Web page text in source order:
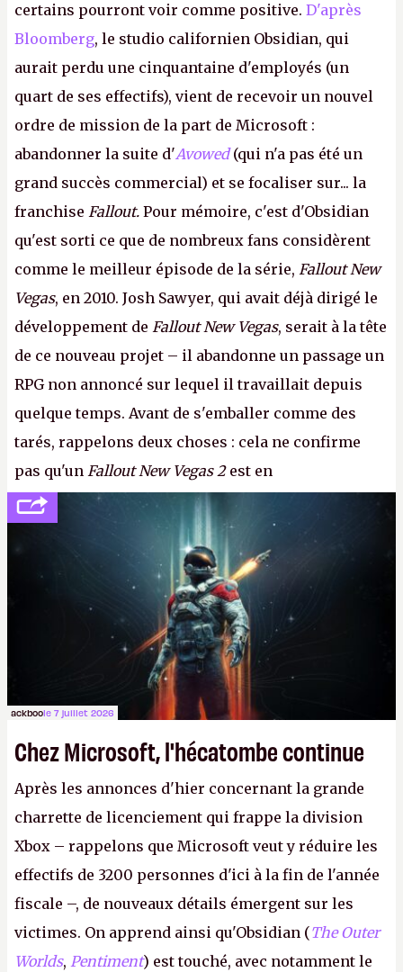
certains pourront voir comme positive. D'après
Bloomberg, le studio californien Obsidian, qui
aurait perdu une cinquantaine d'employés (un
quart de ses effectifs), vient de recevoir un nouvel
ordre de mission de la part de Microsoft :
abandonner la suite d'Avowed(qui n'a pas été un
grand succès commercial) et se focaliser sur... la
franchise Fallout. Pour mémoire, c'est d'Obsidian
qu'est sorti ce que de nombreux fans considèrent
comme le meilleur épisode de la série, Fallout New
Vegas, en 2010. Josh Sawyer, qui avait déjà dirigé le
développement de Fallout New Vegas, serait à la tête
de ce nouveau projet – il abandonne un passage un
RPG non annoncé sur lequel il travaillait depuis
quelque temps. Avant de s'emballer comme des
tarés, rappelons deux choses : cela ne confirme
pas qu'un Fallout New Vegas 2est en
développement (pour ce que l'on sait, ils bossent
peut-être sur
Fallout Football ou
Fallout vs. Les
Lapins Crétins) et l'Obsidian d'aujourd'hui n'est plus
le même studio qu'il y a 15 ans. Mais bon, OK, on
peut commencer à fantasmer.A.
ackboole 7 juillet 2026
Chez Microsoft, l'hécatombe continue
Après les annonces d'hier concernant la grande
charrette de licenciement qui frappe la division
Xbox – rappelons que Microsoft veut y réduire les
effectifs de 3200 personnes d'ici à la fin de l'année
fiscale –, de nouveaux détails émergent sur les
victimes. On apprend ainsi qu'Obsidian (The Outer
Worlds, Pentiment) est touché, avec notamment le